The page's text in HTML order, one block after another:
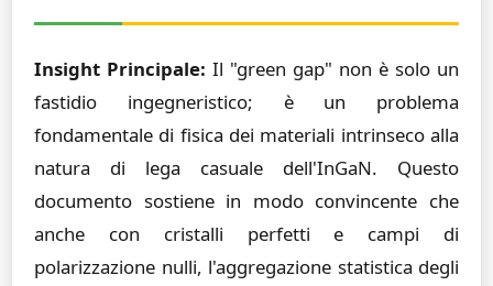
Insight Principale: Il "green gap" non è solo un
fastidio ingegneristico; è un problema
fondamentale di fisica dei materiali intrinseco alla
natura di lega casuale dell'InGaN. Questo
documento sostiene in modo convincente che
anche con cristalli perfetti e campi di
polarizzazione nulli, l'aggregazione statistica degli